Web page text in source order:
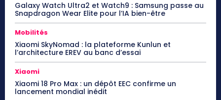
Galaxy Watch Ultra2 et Watch9 : Samsung passe au
Snapdragon Wear Elite pour l’IA bien-être
Mobilités
Xiaomi SkyNomad : la plateforme Kunlun et
l’architecture EREV au banc d’essai
Xiaomi
Xiaomi 18 Pro Max : un dépôt EEC confirme un
lancement mondial inédit